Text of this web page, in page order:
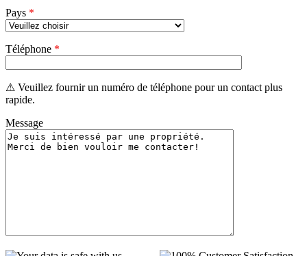
Pays *
Téléphone *
⚠ Veuillez fournir un numéro de téléphone pour un contact plus
rapide.
Message